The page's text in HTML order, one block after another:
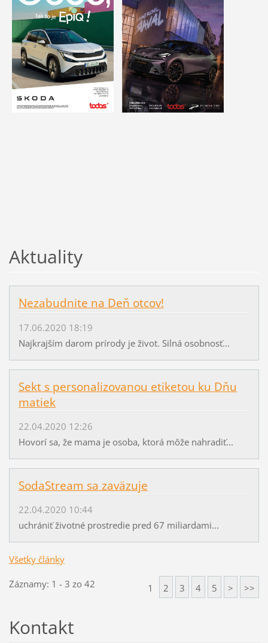
Aktuality
Nezabudnite na Deň otcov!
17.06.2020 18:19
Najkrajším darom prírody je život. Silná osobnosť...
Sekt s personalizovanou etiketou ku Dňu
matiek
22.04.2020 12:26
Hovorí sa, že mama je osoba, ktorá môže nahradiť...
SodaStream sa zaväzuje
22.04.2020 10:44
uchrániť životné prostredie pred 67 miliardami...
Všetky články
Záznamy: 1 - 3 zo 42 1 2 3 4 5 > >>
Kontakt